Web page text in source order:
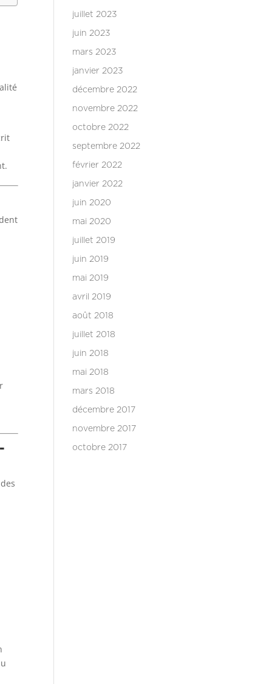
juillet 2023
juin 2023
mars 2023
janvier 2023
décembre 2022
novembre 2022
octobre 2022
septembre 2022
février 2022
janvier 2022
juin 2020
mai 2020
juillet 2019
juin 2019
mai 2019
avril 2019
août 2018
juillet 2018
juin 2018
mai 2018
mars 2018
décembre 2017
novembre 2017
octobre 2017